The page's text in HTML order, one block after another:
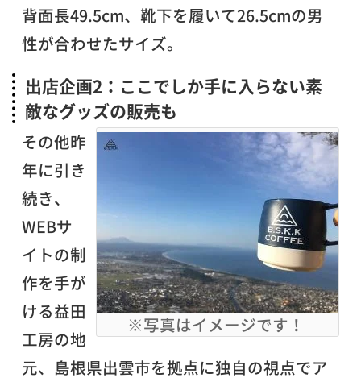
背面長49.5cm、靴下を履いて26.5cmの男
性が合わせたサイズ。
出店企画2：ここでしか手に入らない素
敵なグッズの販売も
※写真はイメージです！
その他昨
年に引き
続き、
WEBサ
イトの制
作を手が
ける益田
工房の地
元、島根県出雲市を拠点に独自の視点でア